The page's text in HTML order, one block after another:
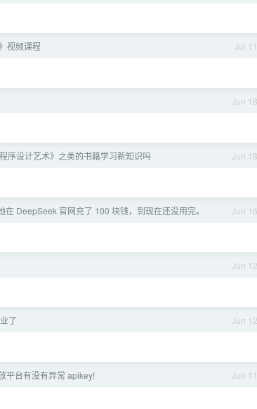
Jul 11
视频课程
Jun 18
Jun 18
序设计艺术》之类的书籍学习新知识吗
Jun 16
在 DeepSeek 官网充了 100 块钱，到现在还没用完。
Jun 12
Jun 12
了
Jun 11
平台有没有异常 apikey!